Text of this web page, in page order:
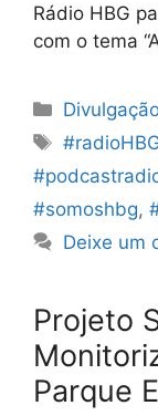
Rádio HBG
com o tema
Categorias
Etiquetas
#somoshbg,
Deixe um
Projeto
Parque